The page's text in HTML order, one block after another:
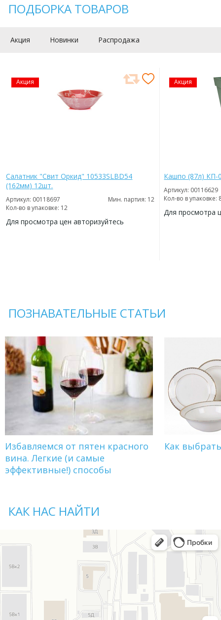
ПОДБОРКА ТОВАРОВ
Акция Новинки Распродажа
Акция
Салатник "Свит Оркид" 10533SLBD54
(162мм) 12шт.
Артикул: 00118697
Мин. партия: 12
Кол-во в упаковке: 12
Для просмотра цен авторизуйтесь
Акция
Кашпо (87л) КП-
Артикул: 00116629
Кол-во в упаковке:
Для просмотра
ПОЗНАВАТЕЛЬНЫЕ СТАТЬИ
Избавляемся от пятен красного
вина. Легкие (и самые
эффективные!) способы
Как
КАК НАС НАЙТИ